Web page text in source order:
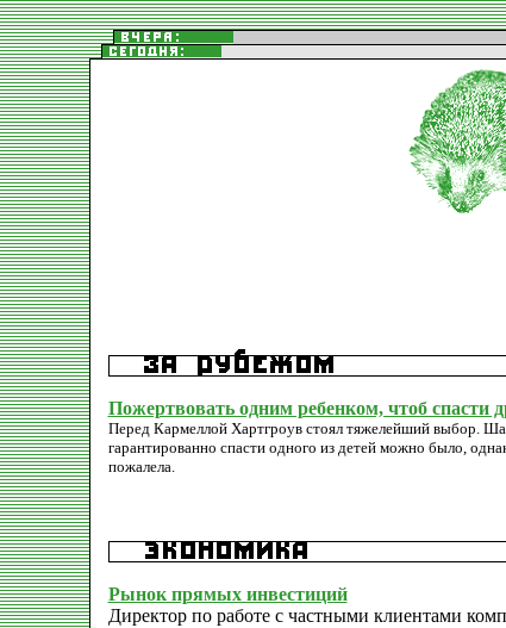
Пожертвовать одним ребенком, чтоб спасти
Перед Кармеллой Хартгроув стоял тяжелейший выбор.
гарантированно спасти одного из детей можно было,
пожалела.
Рынок прямых инвестиций
Директор по работе с частными клиентами